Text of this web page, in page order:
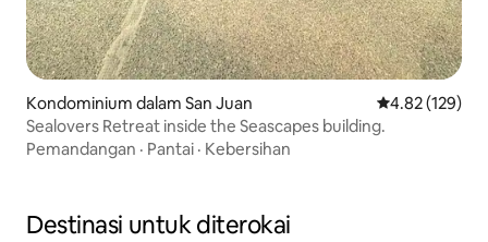
Kondominium dalam San Juan Penarafan
4.82 (129)
Sealovers Retreat inside the Seascapes building.
Pemandangan · Pantai · Kebersihan
Destinasi untuk diterokai